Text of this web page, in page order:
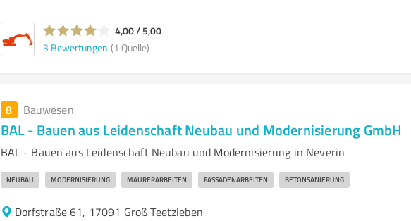
4,00 / 5,00
3 Bewertungen (1 Quelle)
8 Bauwesen
BAL - Bauen aus Leidenschaft Neubau und Modernisierung GmbH
BAL - Bauen aus Leidenschaft Neubau und Modernisierung in Neverin
NEUBAU MODERNISIERUNG MAURERARBEITEN FASSADENARBEITEN BETONSANIERUNG
Dorfstraße 61, 17091 Groß Teetzleben